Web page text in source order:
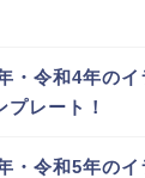
・令和4年のイ
プレート！
・令和5年のイ